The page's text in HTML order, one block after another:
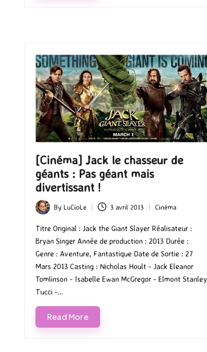
[Cinéma] Jack le chasseur de
géants : Pas géant mais
divertissant !
Posted
by
By LuCioLe 3 avril 2013
Posted
in
Cinéma
Titre Original : Jack the Giant Slayer Réalisateur :
Bryan Singer Année de production : 2013 Durée :
Genre : Aventure, Fantastique Date de Sortie : 27
Mars 2013 Casting : Nicholas Hoult - Jack Eleanor
Tomlinson - Isabelle Ewan McGregor - Elmont Stanley
Tucci -…
Read More